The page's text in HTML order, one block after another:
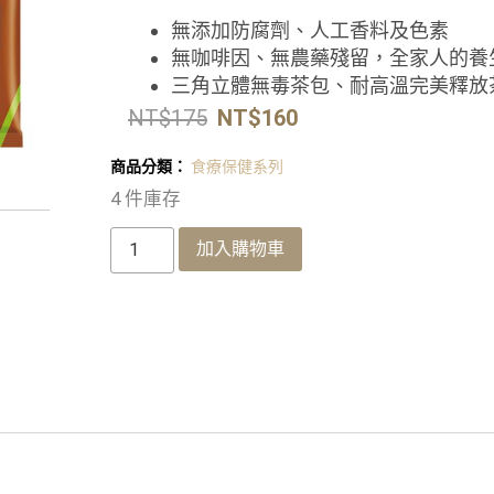
無添加防腐劑、人工香料及色素
無咖啡因、無農藥殘留，全家人的養
三角立體無毒茶包、耐高溫完美釋放
NT$175 NT$160
商品分類： 食療保健系列
4 件庫存
加入購物車